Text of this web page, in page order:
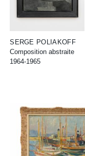
SERGE POLIAKOFF
Composition abstraite
1964-1965